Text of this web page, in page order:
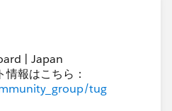
| Japan
報はこちら：
tug